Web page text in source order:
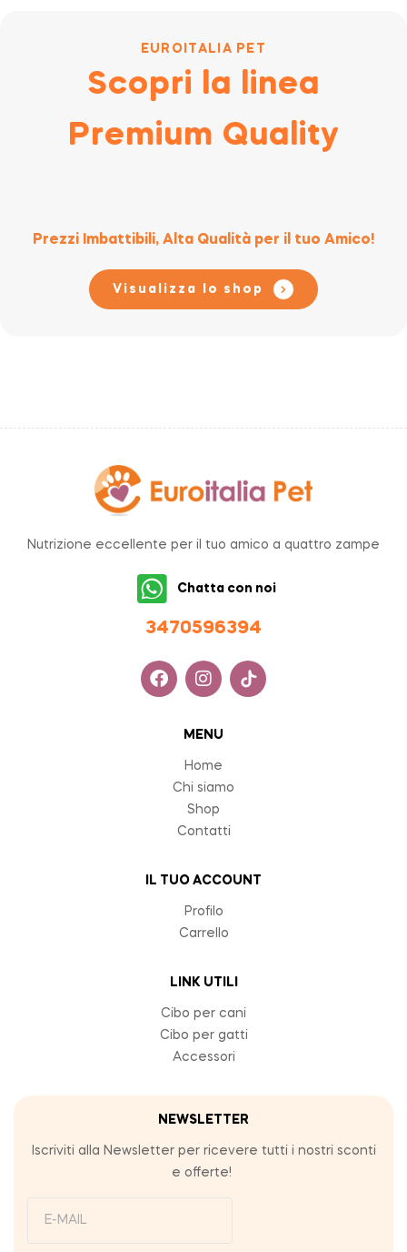
EUROITALIA PET
Scopri la linea
Premium Quality
Prezzi Imbattibili, Alta Qualità per il tuo Amico!
Visualizza lo shop
Nutrizione eccellente per il tuo amico a quattro zampe
Chatta con noi
3470596394
MENU
Home
Chi siamo
Shop
Contatti
IL TUO ACCOUNT
Profilo
Carrello
LINK UTILI
Cibo per cani
Cibo per gatti
Accessori
NEWSLETTER
Iscriviti alla Newsletter per ricevere tutti i nostri sconti
e offerte!